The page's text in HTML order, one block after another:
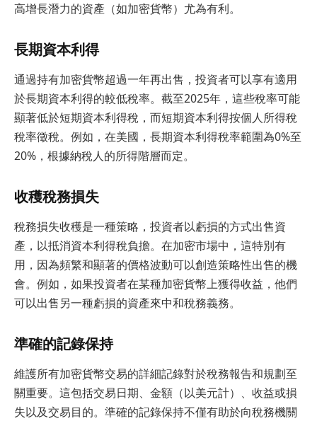
高增長潛力的資產（如加密貨幣）尤為有利。
長期資本利得
通過持有加密貨幣超過一年再出售，投資者可以享有適用
於長期資本利得的較低稅率。截至2025年，這些稅率可能
顯著低於短期資本利得稅，而短期資本利得按個人所得稅
稅率徵稅。例如，在美國，長期資本利得稅率範圍為0%至
20%，根據納稅人的所得階層而定。
收穫稅務損失
稅務損失收穫是一種策略，投資者以虧損的方式出售資
產，以抵消資本利得稅負擔。在加密市場中，這特別有
用，因為頻繁和顯著的價格波動可以創造策略性出售的機
會。例如，如果投資者在某種加密貨幣上獲得收益，他們
可以出售另一種虧損的資產來中和稅務義務。
準確的記錄保持
維護所有加密貨幣交易的詳細記錄對於稅務報告和規劃至
關重要。這包括交易日期、金額（以美元計）、收益或損
失以及交易目的。準確的記錄保持不僅有助於向稅務機關